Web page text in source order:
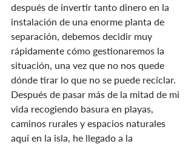
después de invertir tanto dinero en la
instalación de una enorme planta de
separación, debemos decidir muy
rápidamente cómo gestionaremos la
situación, una vez que no nos quede
dónde tirar lo que no se puede reciclar.
Después de pasar más de la mitad de mi
vida recogiendo basura en playas,
caminos rurales y espacios naturales
aquí en la isla, he llegado a la